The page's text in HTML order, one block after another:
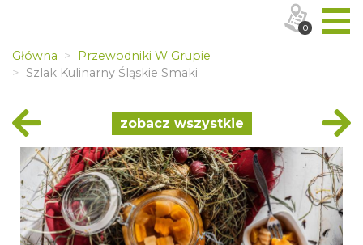
Główna
Przewodniki W Grupie
Szlak Kulinarny Śląskie Smaki
zobacz wszystkie
0